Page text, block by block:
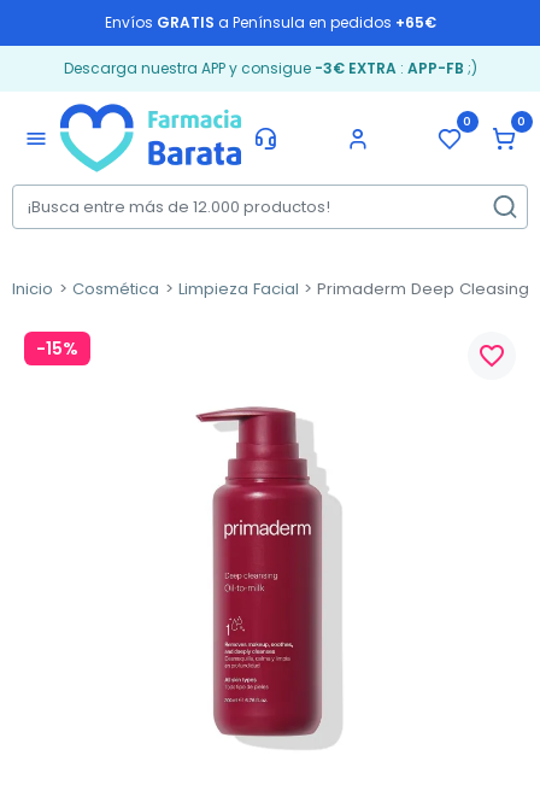
Envíos GRATIS a Península en pedidos +65€
Descarga nuestra APP y consigue -3€ EXTRA: APP-FB ;)
menu
0 0
Inicio Cosmética Limpieza Facial Primaderm Deep Cleasing
-15% favorite_border